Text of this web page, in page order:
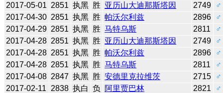
2017-05-01 2851 执黑 胜 亚历山大迪那斯塔因 2749
♂
2017-04-30 2851 执黑 胜 帕沃尔利兹 2896
♂
2017-04-29 2851 执黑 胜 马特乌斯 2811
♂
2017-04-28 2851 执黑 胜 亚历山大迪那斯塔因 2749
♂
2017-04-28 2851 执黑 胜 帕沃尔利兹 2896
♂
2017-04-28 2851 执黑 胜 马特乌斯 2811
♂
2017-04-08 2847 执黑 胜 安德里克拉维茨 2715
♂
2017-02-11
2838 执白 负 阿里贾巴林 2821
♂